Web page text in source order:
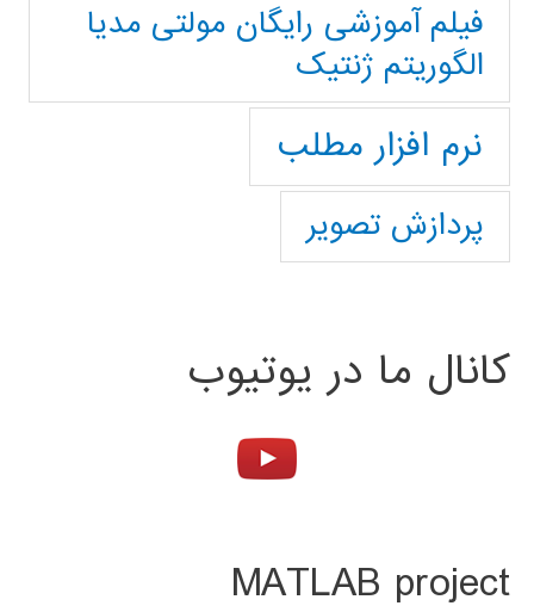
فیلم آموزشی رایگان مولتی مدیا
الگوریتم ژنتیک
نرم افزار مطلب
پردازش تصویر
کانال ما در یوتیوب
MATLAB project